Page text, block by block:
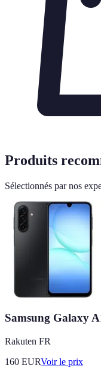
Produits
Sélectionnés par nos
Samsung Galaxy
Rakuten FR
160 EURVoir le prix